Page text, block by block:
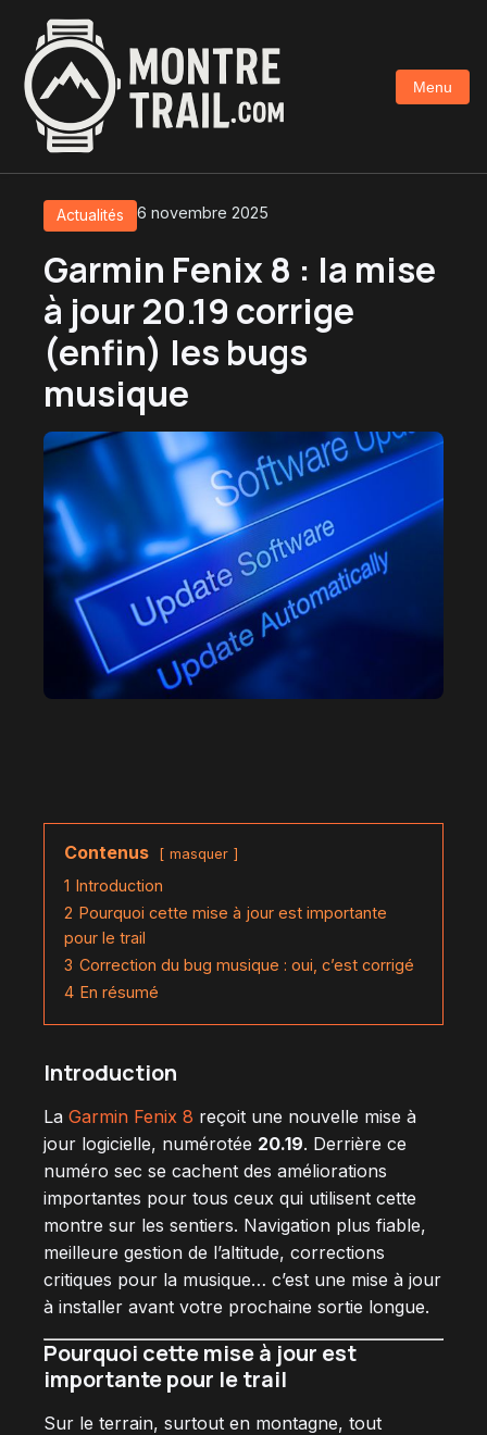
contenu
principal
Menu
Actualités 6 novembre 2025
Garmin Fenix 8 : la mise
à jour 20.19 corrige
(enfin) les bugs
musique
Contenus masquer
1 Introduction
2 Pourquoi cette mise à jour est importante
pour le trail
3 Correction du bug musique : oui, c’est corrigé
4 En résumé
Introduction
La Garmin Fenix 8 reçoit une nouvelle mise à
jour logicielle, numérotée 20.19. Derrière ce
numéro sec se cachent des améliorations
importantes pour tous ceux qui utilisent cette
montre sur les sentiers. Navigation plus fiable,
meilleure gestion de l’altitude, corrections
critiques pour la musique… c’est une mise à jour
à installer avant votre prochaine sortie longue.
Pourquoi cette mise à jour est
importante pour le trail
Sur le terrain, surtout en montagne, tout